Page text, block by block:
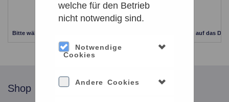
welche für den Betrieb
nicht notwendig sind.
Notwendige
Cookies
Andere Cookies
Bitte wählen Sie einen anderen Zeitraum aus. Klicken Sie Bitte dazu auf das
shop service